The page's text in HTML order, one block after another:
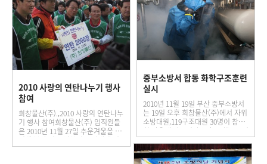
2010 사랑의 연탄나누기 행사
참여
희창물산(주).,2010 사랑의 연탄나누
기 행사 참여희창물산(주) 임직원들
은 2010년 11월 27일 추운겨울을 맞
이해 부산 서구 남부민동 일대에 연
탄을 필요로 하는 우리 주변의 어려
중부소방서 합동 화학구조훈련
실시
2010년 11월 19일 부산 중부소방서
는 19일 오후 희창물산(주)에서 자위
소방대원,119구조대원 30명이 참여
한 가운데 암모니아 누출시 행동요령
및 대처방법 교육, 유해화학물질 제
독, 중독자 인명구조 방법 등 화…